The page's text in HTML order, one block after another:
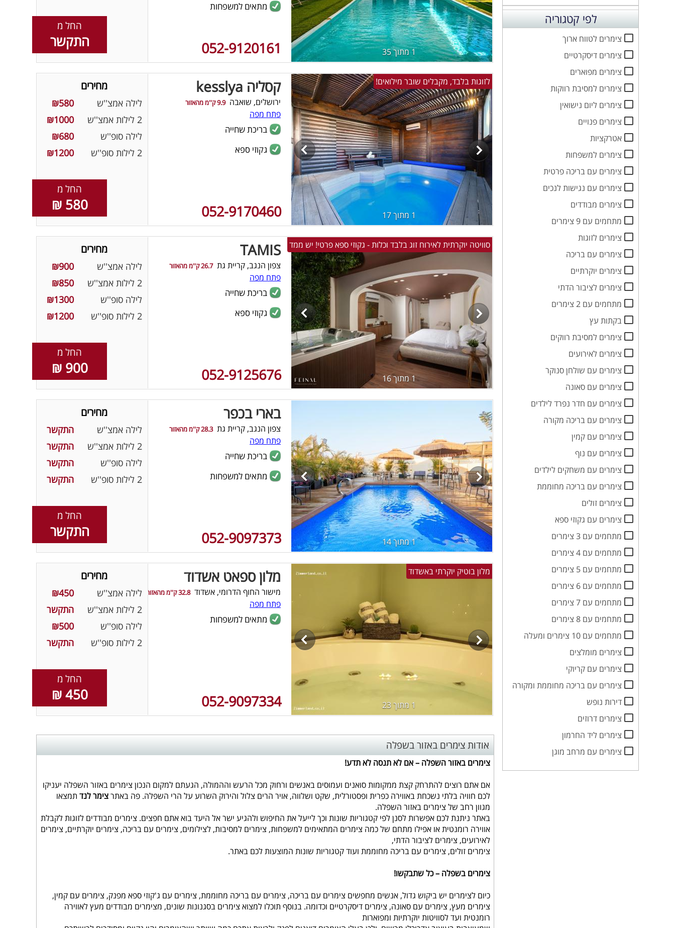
לפי קטגוריה
צימרים לטווח ארוך
צימרים דיסקרטיים
צימרים מפוארים
צימרים למסיבת רווקות
צימרים ליום נישואין
צימרים פנויים
אטרקציות
צימרים למשפחות
צימרים עם בריכה פרטית
צימרים עם נגישות לנכים
צימרים מבודדים
מתחמים עם 9 צימרים
צימרים לזוגות
צימרים עם בריכה
צימרים יוקרתיים
צימרים לציבור הדתי
מתחמים עם 2 צימרים
בקתות עץ
צימרים למסיבת רווקים
צימרים לאירועים
צימרים עם שולחן סנוקר
צימרים עם סאונה
צימרים עם חדר נפרד לילדים
צימרים עם בריכה מקורה
צימרים עם קמין
צימרים עם נוף
צימרים עם משחקים לילדים
צימרים עם בריכה מחוממת
צימרים זולים
צימרים עם גקוזי ספא
מתחמים עם 3 צימרים
מתחמים עם 4 צימרים
מתחמים עם 5 צימרים
מתחמים עם 6 צימרים
מתחמים עם 7 צימרים
מתחמים עם 8 צימרים
מתחמים עם 10 צימרים ומעלה
צימרים מומלצים
צימרים עם קריוקי
צימרים עם בריכה מחוממת ומקורה
דירות נופש
צימרים דרוזים
צימרים ליד החרמון
צימרים עם מרחב מוגן
1 מתוך 35
מתאים למשפחות
052-9120161
החל מ
התקשר
לזוגות בלבד, מקבלים שובר מילואים!
1 מתוך 17
קסליה kesslya
ירושלים, שואבה 9.9 ק''מ מהאזור
פתח מפה
בריכת שחייה
גקוזי ספא
052-9170460
מחירים
לילה אמצ''ש
₪580
2 לילות אמצ''ש
₪1000
לילה סופ''ש
₪680
2 לילות סופ''ש
₪1200
החל מ
580 ₪
סוויטה יוקרתית לאירוח זוג בלבד וכלות - גקוזי ספא פרטי! יש ממד
1 מתוך 16
TAMIS
צפון הנגב, קריית גת 26.7 ק''מ מהאזור
פתח מפה
בריכת שחייה
גקוזי ספא
052-9125676
מחירים
לילה אמצ''ש
₪900
2 לילות אמצ''ש
₪850
לילה סופ''ש
₪1300
2 לילות סופ''ש
₪1200
החל מ
900 ₪
1 מתוך 14
בארי בכפר
צפון הנגב, קריית גת 28.3 ק''מ מהאזור
פתח מפה
בריכת שחייה
מתאים למשפחות
052-9097373
מחירים
לילה אמצ''ש
התקשר
2 לילות אמצ''ש
התקשר
לילה סופ''ש
התקשר
2 לילות סופ''ש
התקשר
החל מ
התקשר
מלון בוטיק יוקרתי באשדוד
1 מתוך 23
מלון ספאט אשדוד
מישור החוף הדרומי, אשדוד 32.8 ק''מ מהאזור
פתח מפה
מתאים למשפחות
052-9097334
מחירים
לילה אמצ''ש
₪450
2 לילות אמצ''ש
התקשר
לילה סופ''ש
₪500
2 לילות סופ''ש
התקשר
החל מ
450 ₪
אודות צימרים באזור בשפלה
צימרים באזור השפלה – אם לא תנסה לא תדע!
אם אתם רוצים להתרחק קצת ממקומות סואנים ועמוסים באנשים ורחוק מכל הרעש וההמולה, הגעתם למקום הנכון צימרים באזור השפלה יעניקו
לכם חוויה בלתי נשכחת באווירה כפרית ופסטורלית, שקט ושלווה, אויר הרים צלול והירוק השרוע על הרי השפלה. פה באתרצימר לנד תמצאו
מגוון רחב של צימרים באזור השפלה.
באתר ניתנת לכם אפשרות לסנן לפי קטגוריות שונות וכך לייעל את החיפוש ולהגיע ישר אל היעד בוא אתם חפצים. צימרים מבודדים לזוגות לקבלת
אווירה רומנטית או אפילו מתחם של כמה צימרים המתאימים למשפחות, צימרים למסיבות, לצילומים, צימרים עם בריכה, צימרים יוקרתיים, צימרים
לאירועים, צימרים לציבור הדתי,
צימרים זולים, צימרים עם בריכה מחוממת ועוד קטגוריות שונות המוצעות לכם באתר.
צימרים בשפלה – כל שתבקשו!
כיום לצימרים יש ביקוש גדול, אנשים מחפשים צימרים עם בריכה, צימרים עם בריכה מחוממת, צימרים עם ג'קוזי ספא מפנק, צימרים עם קמין,
צימרים מעץ, צימרים עם סאונה, צימרים דיסקרטיים וכדומה. בנוסף תוכלו למצוא צימרים בסגנונות שונים, מצימרים מבודדים מעץ לאווירה
רומנטית ועד לסוויטות יוקרתיות ומפוארות